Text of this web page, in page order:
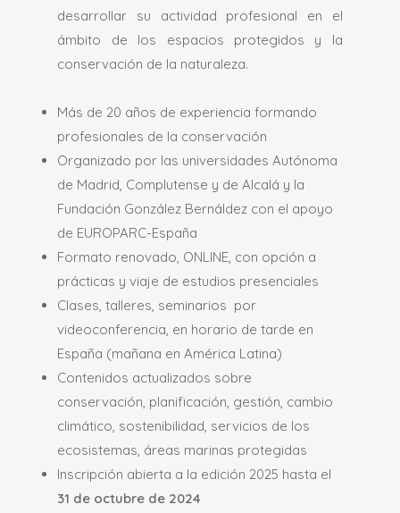
desarrollar su actividad profesional en el
ámbito de los espacios protegidos y la
conservación de la naturaleza.
Más de 20 años de experiencia formando
profesionales de la conservación
Organizado por las universidades Autónoma
de Madrid, Complutense y de Alcalá y la
Fundación González Bernáldez con el apoyo
de EUROPARC-España
Formato renovado, ONLINE, con opción a
prácticas y viaje de estudios presenciales
Clases, talleres, seminarios por
videoconferencia, en horario de tarde en
España (mañana en América Latina)
Contenidos actualizados sobre
conservación, planificación, gestión, cambio
climático, sostenibilidad, servicios de los
ecosistemas, áreas marinas protegidas
Inscripción abierta a la edición 2025 hasta el
31 de octubre de 2024